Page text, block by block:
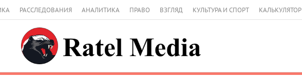
РАССЛЕДОВАНИЯ АНАЛИТИКА ПРАВО ВЗГЛЯД КУЛЬТУРА И СПОРТ КАЛЬКУЛЯТОР